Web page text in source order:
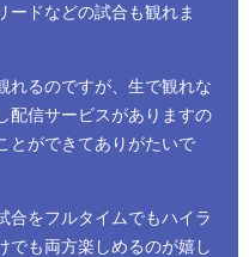
ードなどの試合も観れま
れるのですが、生で観れな
配信サービスがありますの
とができてありがたいで
合をフルタイムでもハイラ
でも両方楽しめるのが嬉し